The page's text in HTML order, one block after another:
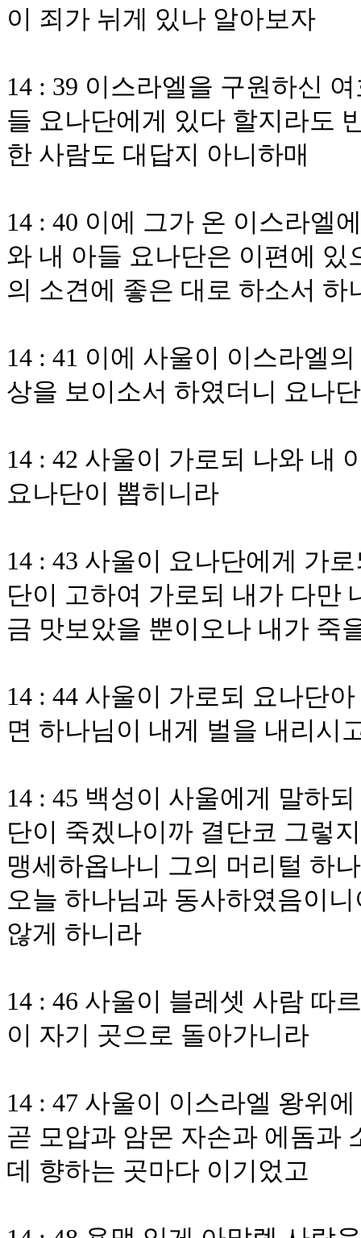
이 죄가 뉘게 있나 알아보자
14 : 39 이스라엘을 구원하신
들 요나단에게 있다 할지라도
한 사람도 대답지 아니하매
14 : 40 이에 그가 온 이스라엘
와 내 아들 요나단은 이편에
의 소견에 좋은 대로 하소서 하
14 : 41 이에 사울이 이스라엘
상을 보이소서 하였더니 요나
14 : 42 사울이 가로되 나와 내
요나단이 뽑히니라
14 : 43 사울이 요나단에게 가
단이 고하여 가로되 내가 다만
금 맛보았을 뿐이오나 내가 죽
14 : 44 사울이 가로되 요나단
면 하나님이 내게 벌을 내리시
14 : 45 백성이 사울에게 말하
단이 죽겠나이까 결단코 그렇
맹세하옵나니 그의 머리털 하
오늘 하나님과 동사하였음이
않게 하니라
14 : 46 사울이 블레셋 사람 따
이 자기 곳으로 돌아가니라
14 : 47 사울이 이스라엘 왕위
곧 모압과 암몬 자손과 에돔과
데 향하는 곳마다 이기었고